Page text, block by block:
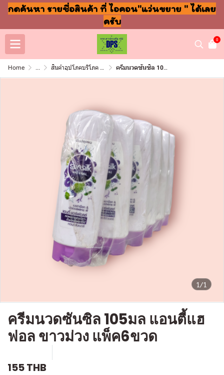
กดค้นหา รายชื่อสินค้า ที่ ไอคอน"แว่นขยาย " ได้เลย
ครับ
0
Home ... สินค้าอุปโภคบริโภค แชมพู สบู่ แปรงฟัน ครีมนวดซันซิล 105มล แอนตี้แฮฟอล ขาวม่วง แพ็ค6ขวด
1/1
ครีมนวดซันซิล 105มล แอนตี้แฮ
ฟอล ขาวม่วง แพ็ค6ขวด
155 THB